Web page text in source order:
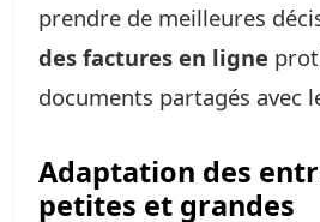
prendre de meilleures
des factures en ligne
documents partagés avec
Adaptation des
petites et grandes